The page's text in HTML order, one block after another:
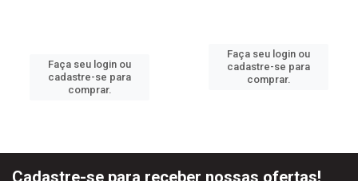
Faça seu login ou
cadastre-se para
comprar.
Faça seu login ou
cadastre-se para
comprar.
Cadastre-se para receber nossas ofertas!